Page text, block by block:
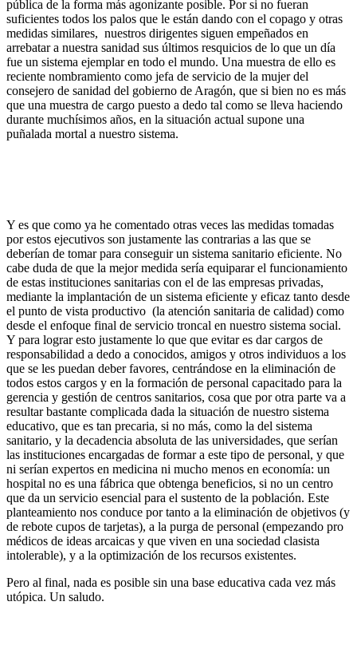
pública de la forma más agonizante posible. Por si no fueran
suficientes todos los palos que le están dando con el copago y otras
medidas similares, nuestros dirigentes siguen empeñados en
arrebatar a nuestra sanidad sus últimos resquicios de lo que un día
fue un sistema ejemplar en todo el mundo. Una muestra de ello es
reciente nombramiento como jefa de servicio de la mujer del
consejero de sanidad del gobierno de Aragón, que si bien no es más
que una muestra de cargo puesto a dedo tal como se lleva haciendo
durante muchísimos años, en la situación actual supone una
puñalada mortal a nuestro sistema.
Y es que como ya he comentado otras veces las medidas tomadas
por estos ejecutivos son justamente las contrarias a las que se
deberían de tomar para conseguir un sistema sanitario eficiente. No
cabe duda de que la mejor medida sería equiparar el funcionamiento
de estas instituciones sanitarias con el de las empresas privadas,
mediante la implantación de un sistema eficiente y eficaz tanto desde
el punto de vista productivo (la atención sanitaria de calidad) como
desde el enfoque final de servicio troncal en nuestro sistema social.
Y para lograr esto justamente lo que que evitar es dar cargos de
responsabilidad a dedo a conocidos, amigos y otros individuos a los
que se les puedan deber favores, centrándose en la eliminación de
todos estos cargos y en la formación de personal capacitado para la
gerencia y gestión de centros sanitarios, cosa que por otra parte va a
resultar bastante complicada dada la situación de nuestro sistema
educativo, que es tan precaria, si no más, como la del sistema
sanitario, y la decadencia absoluta de las universidades, que serían
las instituciones encargadas de formar a este tipo de personal, y que
ni serían expertos en medicina ni mucho menos en economía: un
hospital no es una fábrica que obtenga beneficios, si no un centro
que da un servicio esencial para el sustento de la población. Este
planteamiento nos conduce por tanto a la eliminación de objetivos (y
de rebote cupos de tarjetas), a la purga de personal (empezando pro
médicos de ideas arcaicas y que viven en una sociedad clasista
intolerable), y a la optimización de los recursos existentes.
Pero al final, nada es posible sin una base educativa cada vez más
utópica. Un saludo.